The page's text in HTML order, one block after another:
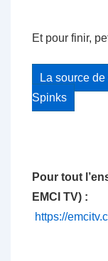
Et pour finir,
La source
Spinks
Pour tout
EMCI TV) :
https://